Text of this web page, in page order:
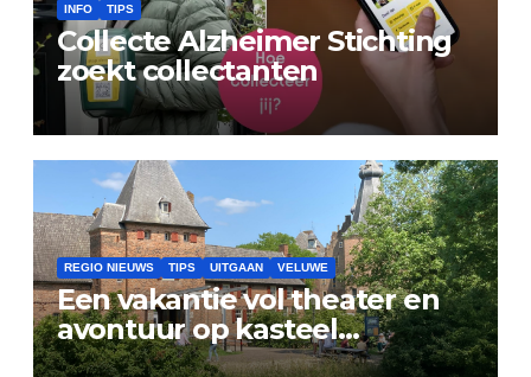
INFO TIPS
Collecte Alzheimer Stichting
zoekt collectanten
REGIO NIEUWS TIPS UITGAAN VELUWE
Een vakantie vol theater en
avontuur op kasteel
Doorwerth